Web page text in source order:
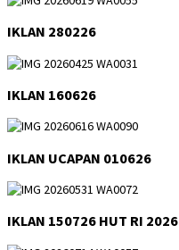
IKLAN 280226
IKLAN 160626
IKLAN UCAPAN 010626
IKLAN 150726 HUT RI 2026